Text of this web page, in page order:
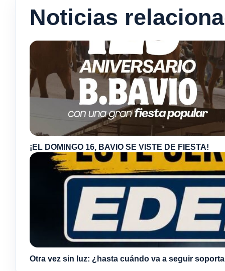
Noticias
¡EL DOMINGO 16, BAVIO SE VISTE DE FIESTA!
Otra vez sin luz: ¿hasta cuándo va a seguir